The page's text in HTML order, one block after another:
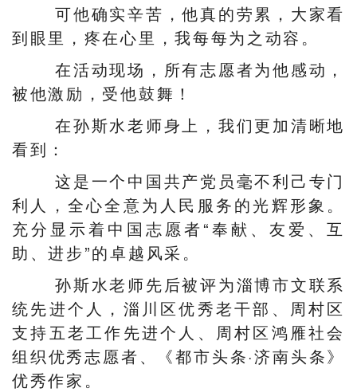
可他确实辛苦，他真的劳累，大家看
到眼里，疼在心里，我每每为之动容。
在活动现场，所有志愿者为他感动，
被他激励，受他鼓舞！
在孙斯水老师身上，我们更加清晰地
看到：
这是一个中国共产党员毫不利己专门
利人，全心全意为人民服务的光辉形象。
充分显示着中国志愿者“奉献、友爱、互
助、进步”的卓越风采。
孙斯水老师先后被评为淄博市文联系
统先进个人，淄川区优秀老干部、周村区
支持五老工作先进个人、周村区鸿雁社会
组织优秀志愿者、《都市头条·济南头条》
优秀作家。